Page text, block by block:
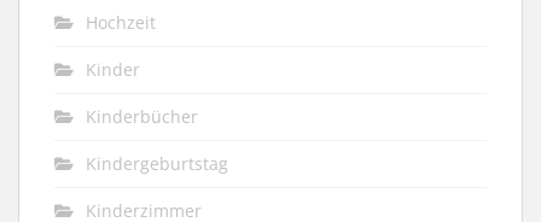
Hochzeit
Kinder
Kinderbücher
Kindergeburtstag
Kinderzimmer